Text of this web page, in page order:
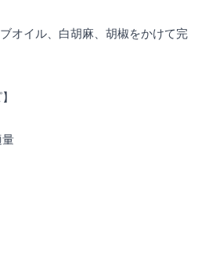
オイル、白胡麻、胡椒をかけて完